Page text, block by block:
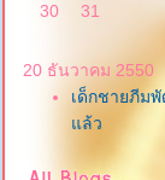
30
31
20 ธันวาคม 2550
เด็กชายภีม
ล้ว